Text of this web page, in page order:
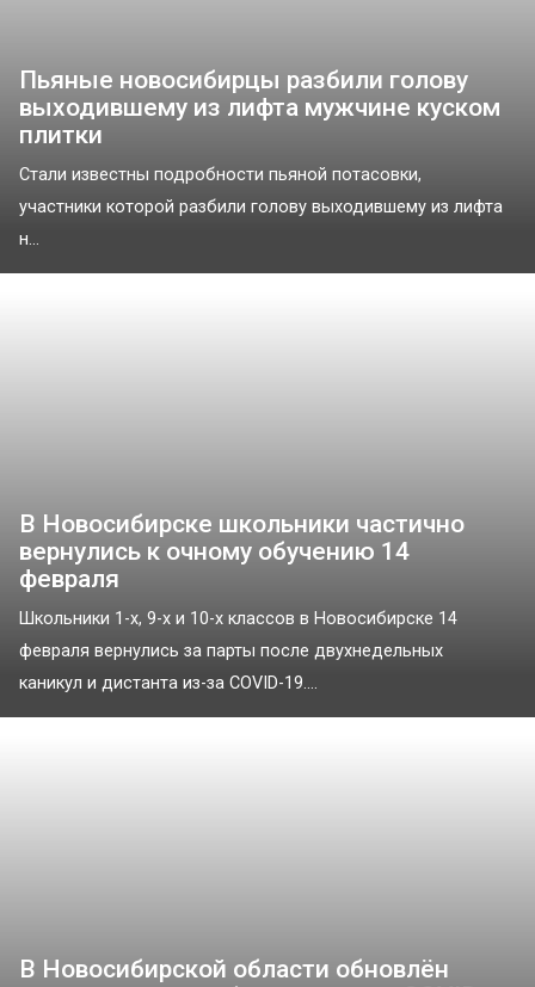
Пьяные новосибирцы разбили голову
выходившему из лифта мужчине куском
плитки
Стали известны подробности пьяной потасовки,
участники которой разбили голову выходившему из лифта
н...
В Новосибирске школьники частично
вернулись к очному обучению 14
февраля
Школьники 1-х, 9-х и 10-х классов в Новосибирске 14
февраля вернулись за парты после двухнедельных
каникул и дистанта из-за COVID-19....
В Новосибирской области обновлён